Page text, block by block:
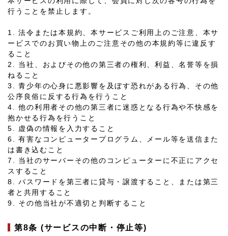
行うことを禁止します。
1. 法令または本規約、本サービスご利用上のご注意、本サ
ービスでのお買い物上のご注意その他の本規約等に違反す
ること
2. 当社、およびその他の第三者の権利、利益、名誉等を損
ねること
3. 青少年の心身に悪影響を及ぼす恐れがある行為、その他
公序良俗に反する行為を行うこと
4. 他の利用者その他の第三者に迷惑となる行為や不快感を
抱かせる行為を行うこと
5. 虚偽の情報を入力すること
6. 有害なコンピュータープログラム、メール等を送信また
は書き込むこと
7. 当社のサーバーその他のコンピューターに不正にアクセ
スすること
8. パスワードを第三者に貸与・譲渡すること、または第三
者と共用すること
9. その他当社が不適切と判断すること
第8条 (サービスの中断・停止等)